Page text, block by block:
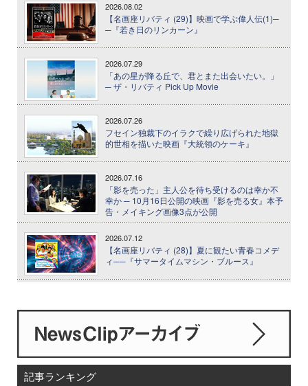
2026.08.02
【名画座リバティ (29)】映画で学ぶ偉人伝(1)─
─『若き日のリンカーン』
2026.07.29
「あの星が降る丘で、君とまた出会いたい。」
─ ザ・リバティ Pick Up Movie
2026.07.26
フセイン独裁下のイラクで繰り広げられた地獄
的世相を描いた映画『大統領のケーキ』
2026.07.16
「影を売った」主人公を待ち受けるのは幸か不
幸か ─ 10月16日公開の映画『影を売る女』本予
告・メイキング画像3点が公開
2026.07.12
【名画座リバティ (28)】夏に観たい青春コメデ
ィ──『サマータイムマシン・ブルース』
記事ランキング